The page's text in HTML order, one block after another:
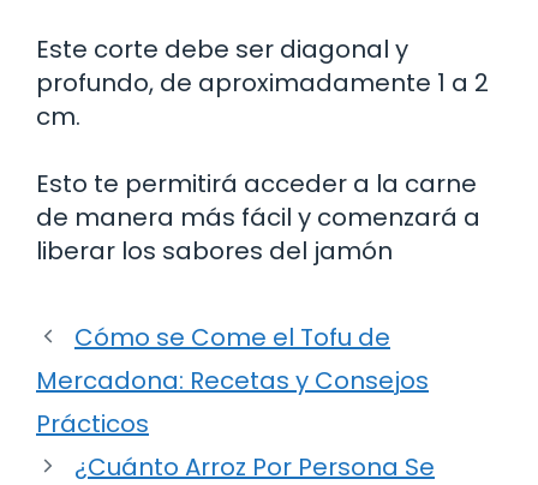
Este corte debe ser diagonal y
profundo, de aproximadamente 1 a 2
cm.
Esto te permitirá acceder a la carne
de manera más fácil y comenzará a
liberar los sabores del jamón
Cómo se Come el Tofu de
Mercadona: Recetas y Consejos
Prácticos
¿Cuánto Arroz Por Persona Se